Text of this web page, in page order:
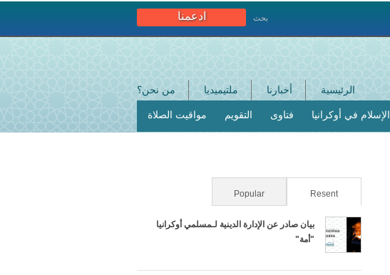
ادعمنا بحث
الرئيسية أخبارنا ملتيميديا من نحن؟
الإسلام في أوكرانيا فتاوى التقويم مواقيت الصلاة
Resent
Popular
بيان صادر عن الإدارة الدينية لـمسلمي أوكرانيا
"أمة"